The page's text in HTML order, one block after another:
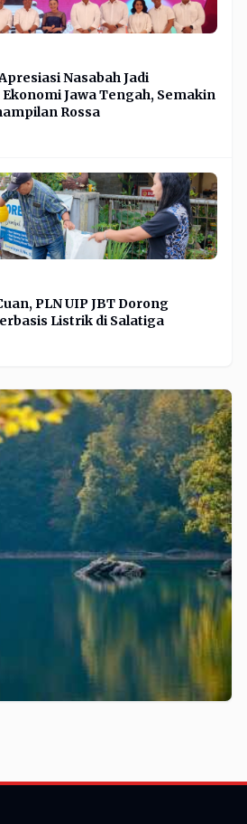
Nasabah Jadi
Jawa Tengah, Semakin
Rossa
PLN UIP JBT Dorong
Listrik di Salatiga